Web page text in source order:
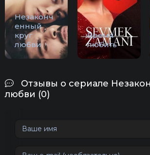
Незаконч
енный
круг
любви
Время
любить
Отзывы о сериале
любви (0)